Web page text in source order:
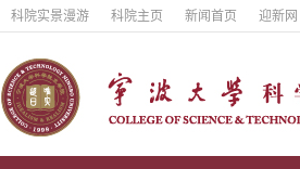
科院实景漫游 科院主页 新闻首页 迎新网